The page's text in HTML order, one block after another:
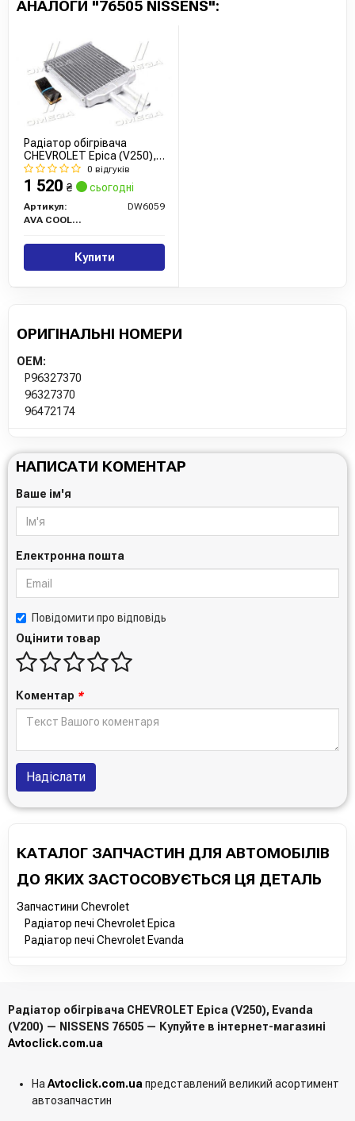
АНАЛОГИ "76505 NISSENS":
Радіатор обігрівача
CHEVROLET Epica (V250),
Evanda (V200) (вир-во
AVA)
0 відгуків
1 520 ₴ сьогодні
Артикул:
DW6059
AVA COOLING
Купити
ОРИГІНАЛЬНІ НОМЕРИ
OEM:
P96327370
96327370
96472174
НАПИСАТИ КОМЕНТАР
Ваше ім'я
Електронна пошта
Повідомити про відповідь
Оцінити товар
Коментар *
Надіслати
КАТАЛОГ ЗАПЧАСТИН ДЛЯ АВТОМОБІЛІВ
ДО ЯКИХ ЗАСТОСОВУЄТЬСЯ ЦЯ ДЕТАЛЬ
Запчастини Chevrolet
Радіатор печі Chevrolet Epica
Радіатор печі Chevrolet Evanda
Радіатор обігрівача CHEVROLET Epica (V250), Evanda
(V200) — NISSENS 76505 — Купуйте в інтернет-магазині
Avtoclick.com.ua
НаAvtoclick.com.uaпредставлений великий асортимент
автозапчастин